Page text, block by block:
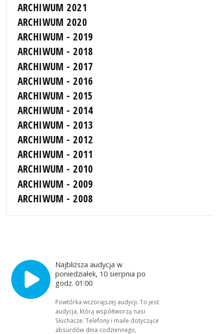
ARCHIWUM 2021
ARCHIWUM 2020
ARCHIWUM - 2019
ARCHIWUM - 2018
ARCHIWUM - 2017
ARCHIWUM - 2016
ARCHIWUM - 2015
ARCHIWUM - 2014
ARCHIWUM - 2013
ARCHIWUM - 2012
ARCHIWUM - 2011
ARCHIWUM - 2010
ARCHIWUM - 2009
ARCHIWUM - 2008
Najbliższa audycja w
poniedziałek, 10 sierpnia po
godz. 01:00
Powtórka wczorajszej audycji. To jest
audycja, którą współtworzą nasi
Słuchacze. Telefony i maile dotyczące
absurdów dnia codziennego,